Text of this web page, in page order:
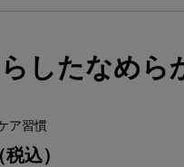
したなめら
ア習慣
（税込）